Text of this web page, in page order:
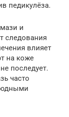
педикулёза.
и
следования
влияет
на коже
последует.
часто